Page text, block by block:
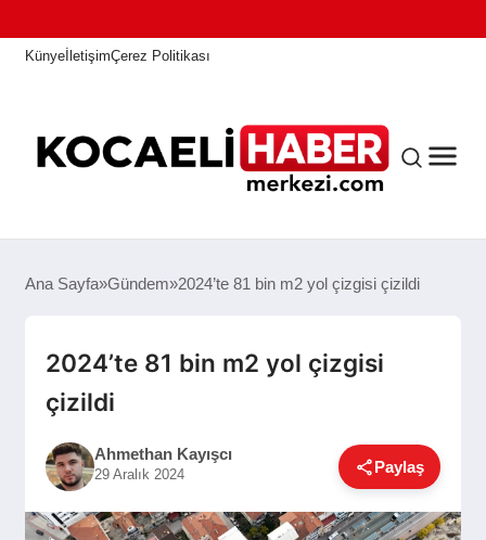
KünyeİletişimÇerez Politikası
ANASAYFA
KOCAELI HABER
GÜNDEM
Ana Sayfa Gündem 2024’te 81 bin m2 yol çizgisi çizildi
2024’te 81 bin m2 yol çizgisi
çizildi
Ahmethan Kayışcı
29 Aralık 2024 Paylaş